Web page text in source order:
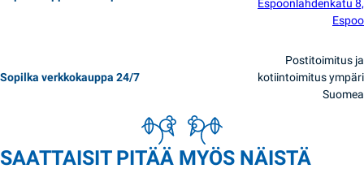
Espoonlahdenkatu 8,
Espoo
Sopilka verkkokauppa 24/7
Postitoimitus ja
kotiintoimitus ympäri
Suomea
SAATTAISIT PITÄÄ MYÖS NÄISTÄ